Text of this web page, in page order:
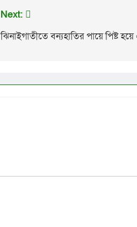
Next:
ঝিনাইগাতীতে বন্যহাতির পায়ে পিষ্ট